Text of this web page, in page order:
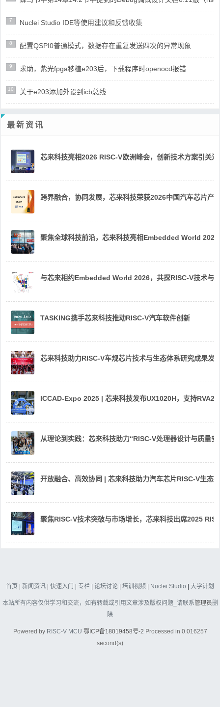
7 Nuclei Studio IDE等使用建议和反馈收集
8 配置QSPI0普通模式，数据存在重复发送四次的异常现象
9 求助，紫光fpga移植e203后，下载程序时openocd报错
10 关于e203添加外设到icb总线
最新资讯
芯来科技亮相2026 RISC-V欧洲峰会，创新技术方案引关注
跨界融合，协同发展，芯来科技荣获2026中国汽车芯片产
聚焦全球科技前沿，芯来科技亮相Embedded World 2026
与芯来相约Embedded World 2026，共探RISC-V技术与
TASKING携手芯来科技推动RISC-V汽车软件创新
芯来科技助力RISC-V车规芯片技术与生态体系研究成果发
ICCAD-Expo 2025 | 芯来科技发布UX1020H，支持
从理论到实践：芯来科技助力“RISC-V处理器设计与质量
开放融合、高效协同 | 芯来科技助力汽车芯片RISC-V生态
聚焦RISC-V技术突破与市场增长，芯来科技出席2025
首页 | 新闻资讯 | 快速入门 | 专栏 | 论坛讨论 | 培训视频 | Nuclei Studio | 大学计划
本站所有内容仅供学习和交流，如有转载或引用文章涉及版权问题_请联系管理员删
除
Powered by RISC-V MCU 鄂ICP备18019458号-2 Processed in 0.016257
second(s)